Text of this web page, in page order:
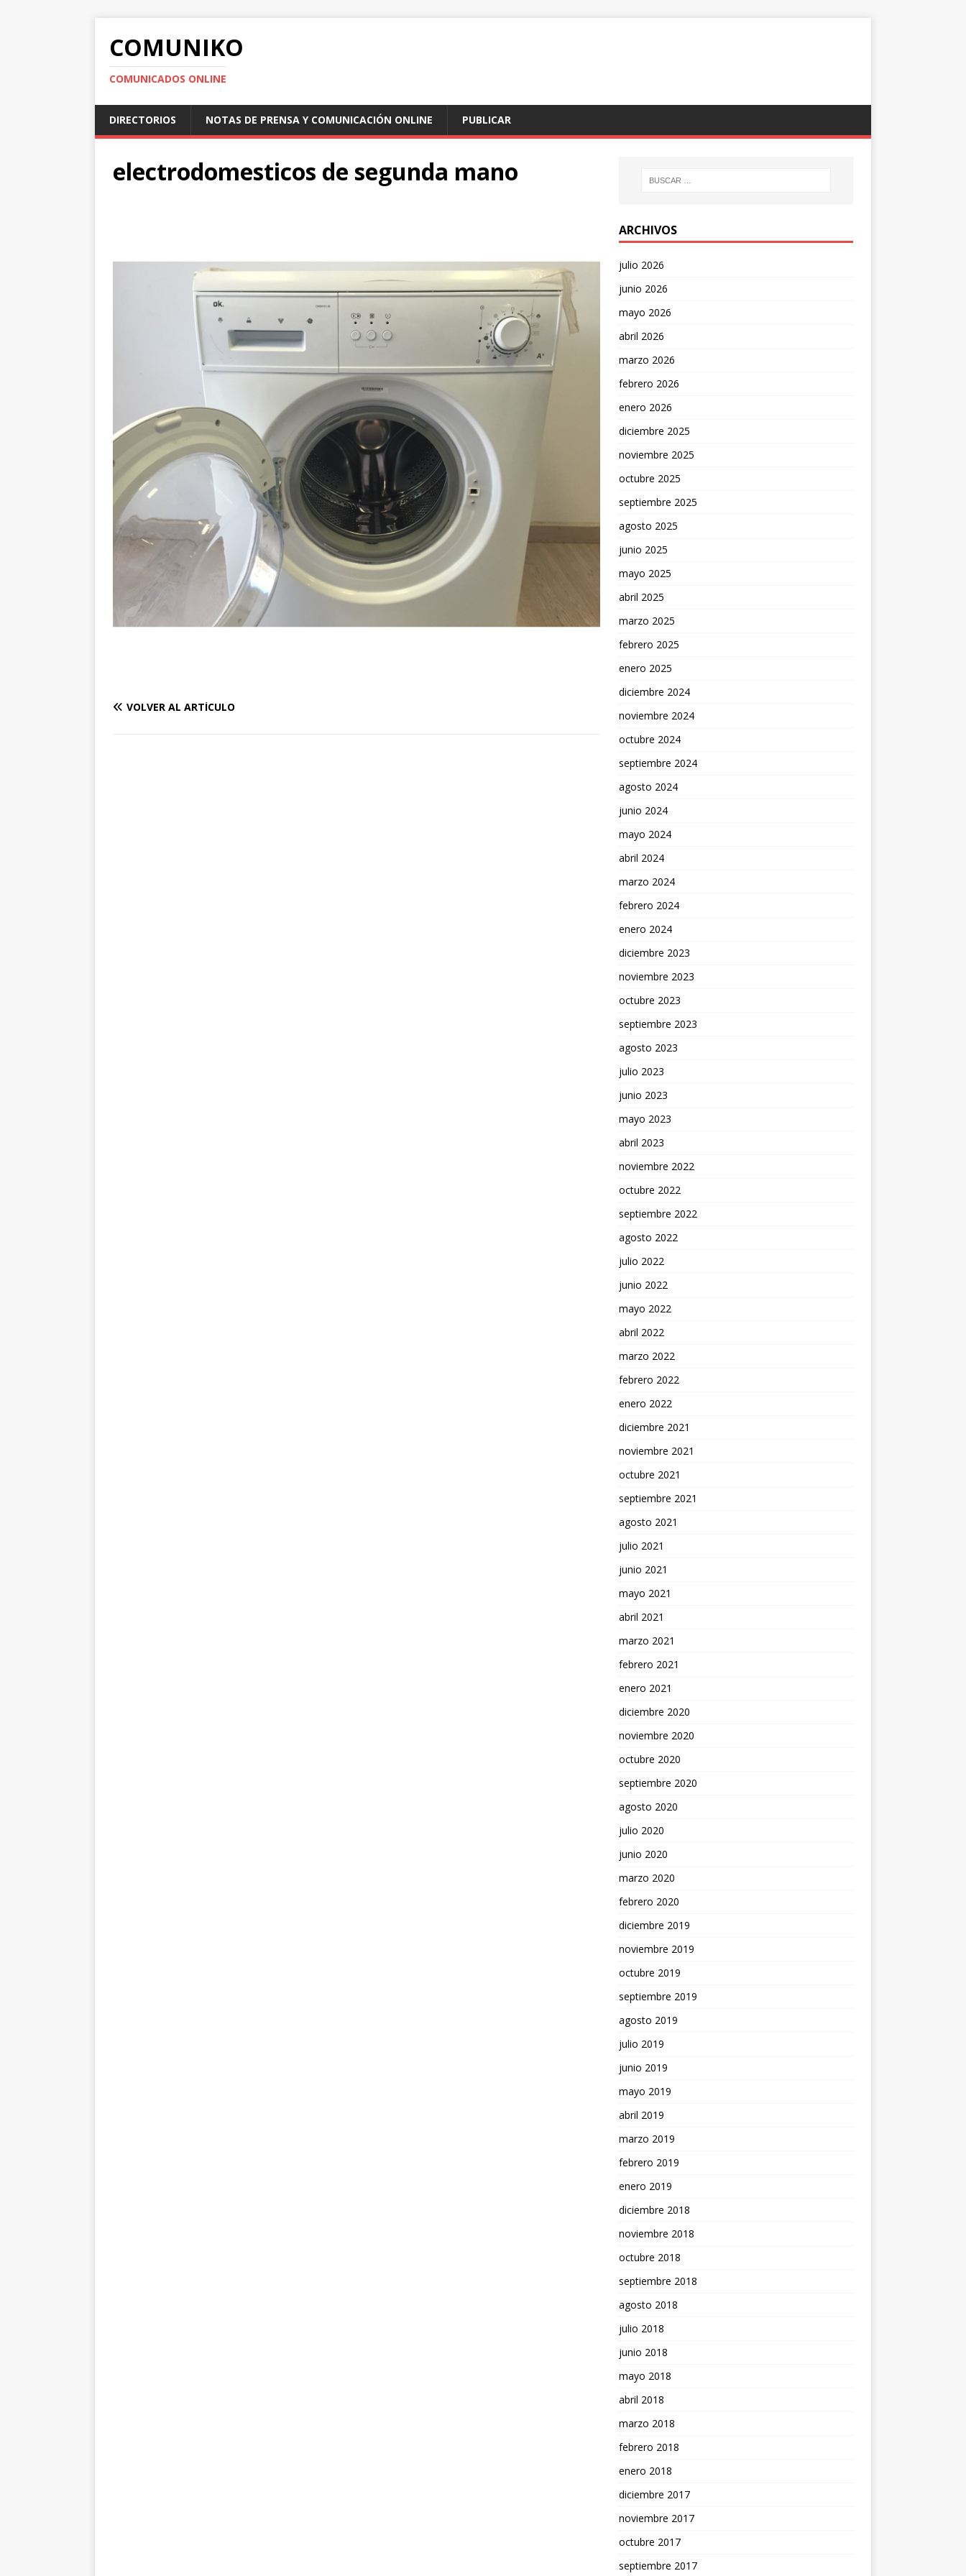
COMUNIKO
COMUNICADOS ONLINE
DIRECTORIOS NOTAS DE PRENSA Y COMUNICACIÓN ONLINE PUBLICAR
electrodomesticos de segunda mano
VOLVER AL ARTÍCULO
ARCHIVOS
julio 2026
junio 2026
mayo 2026
abril 2026
marzo 2026
febrero 2026
enero 2026
diciembre 2025
noviembre 2025
octubre 2025
septiembre 2025
agosto 2025
junio 2025
mayo 2025
abril 2025
marzo 2025
febrero 2025
enero 2025
diciembre 2024
noviembre 2024
octubre 2024
septiembre 2024
agosto 2024
junio 2024
mayo 2024
abril 2024
marzo 2024
febrero 2024
enero 2024
diciembre 2023
noviembre 2023
octubre 2023
septiembre 2023
agosto 2023
julio 2023
junio 2023
mayo 2023
abril 2023
noviembre 2022
octubre 2022
septiembre 2022
agosto 2022
julio 2022
junio 2022
mayo 2022
abril 2022
marzo 2022
febrero 2022
enero 2022
diciembre 2021
noviembre 2021
octubre 2021
septiembre 2021
agosto 2021
julio 2021
junio 2021
mayo 2021
abril 2021
marzo 2021
febrero 2021
enero 2021
diciembre 2020
noviembre 2020
octubre 2020
septiembre 2020
agosto 2020
julio 2020
junio 2020
marzo 2020
febrero 2020
diciembre 2019
noviembre 2019
octubre 2019
septiembre 2019
agosto 2019
julio 2019
junio 2019
mayo 2019
abril 2019
marzo 2019
febrero 2019
enero 2019
diciembre 2018
noviembre 2018
octubre 2018
septiembre 2018
agosto 2018
julio 2018
junio 2018
mayo 2018
abril 2018
marzo 2018
febrero 2018
enero 2018
diciembre 2017
noviembre 2017
octubre 2017
septiembre 2017